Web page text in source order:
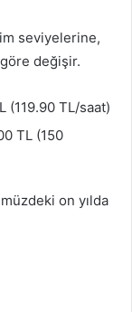
seviyelerine,
değişir.
(119.90 TL/saat)
TL (150
on yılda